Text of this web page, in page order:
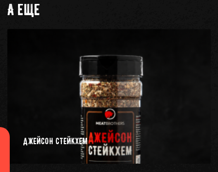
А еще
ДЖЕЙСОН СТЕЙКХЕМ